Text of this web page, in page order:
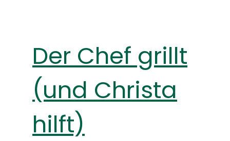
Der Chef grillt
(und Christa
hilft)